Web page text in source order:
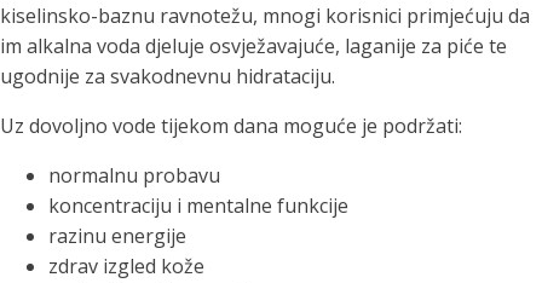
kiselinsko-baznu ravnotežu, mnogi korisnici primjećuju da
im alkalna voda djeluje osvježavajuće, laganije za piće te
ugodnije za svakodnevnu hidrataciju.
Uz dovoljno vode tijekom dana moguće je podržati:
normalnu probavu
koncentraciju i mentalne funkcije
razinu energije
zdrav izgled kože